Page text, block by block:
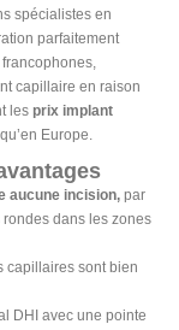
spécialistes en
parfaitement
capillaire en raison
les prix implant
Europe.
aucune incision, par
dans les zones
capillaires sont bien
DHI avec une pointe